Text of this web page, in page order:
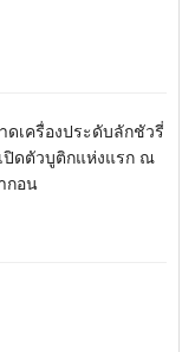
เครื่องประดับลักชัวรี่
ปิดตัวบูติกแห่งแรก ณ
กอน